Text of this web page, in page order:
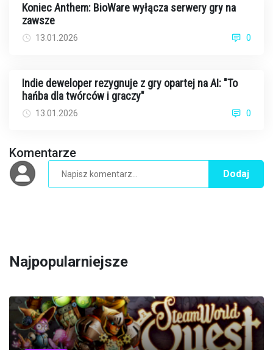
Koniec Anthem: BioWare wyłącza serwery gry na
zawsze
13.01.2026 0
Indie deweloper rezygnuje z gry opartej na AI: "To
hańba dla twórców i graczy"
13.01.2026 0
Komentarze
Dodaj
Najpopularniejsze